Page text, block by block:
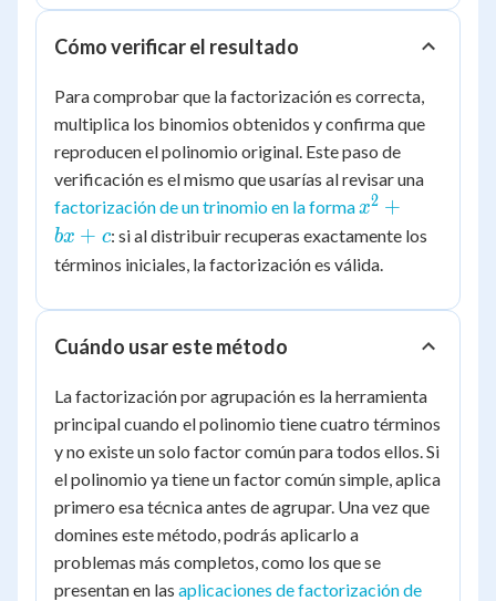
=
x(a
b)
+
+
b)
=
(a
+
+
Cómo verificar el resultado
Para comprobar que la factorización es correcta,
multiplica los binomios obtenidos y confirma que
reproducen el polinomio original. Este paso de
verificación es el mismo que usarías al revisar una
factorización de un trinomio en la formax^2
+
bx
x2 +
bx + c: si al distribuir recuperas exactamente los
términos iniciales, la factorización es válida.
Cuándo usar este método
La factorización por agrupación es la herramienta
principal cuando el polinomio tiene cuatro términos
y no existe un solo factor común para todos ellos. Si
el polinomio ya tiene un factor común simple, aplica
primero esa técnica antes de agrupar. Una vez que
domines este método, podrás aplicarlo a
problemas más completos, como los que se
presentan en las aplicaciones de factorización de